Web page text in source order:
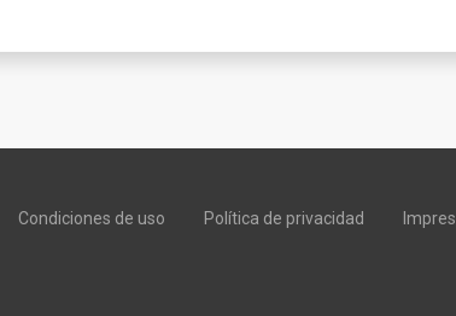
Condiciones de uso Política de privacidad